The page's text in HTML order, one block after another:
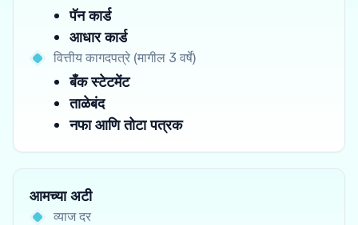
पॅन कार्ड
आधार कार्ड
वित्तीय कागदपत्रे (मागील 3 वर्षे)
बँक स्टेटमेंट
ताळेबंद
नफा आणि तोटा पत्रक
आमच्या अटी
व्याज दर